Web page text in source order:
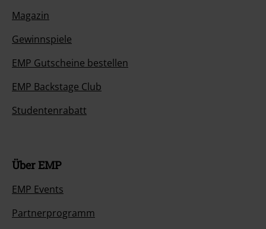
Magazin
Gewinnspiele
EMP Gutscheine bestellen
EMP Backstage Club
Studentenrabatt
Über EMP
EMP Events
Partnerprogramm